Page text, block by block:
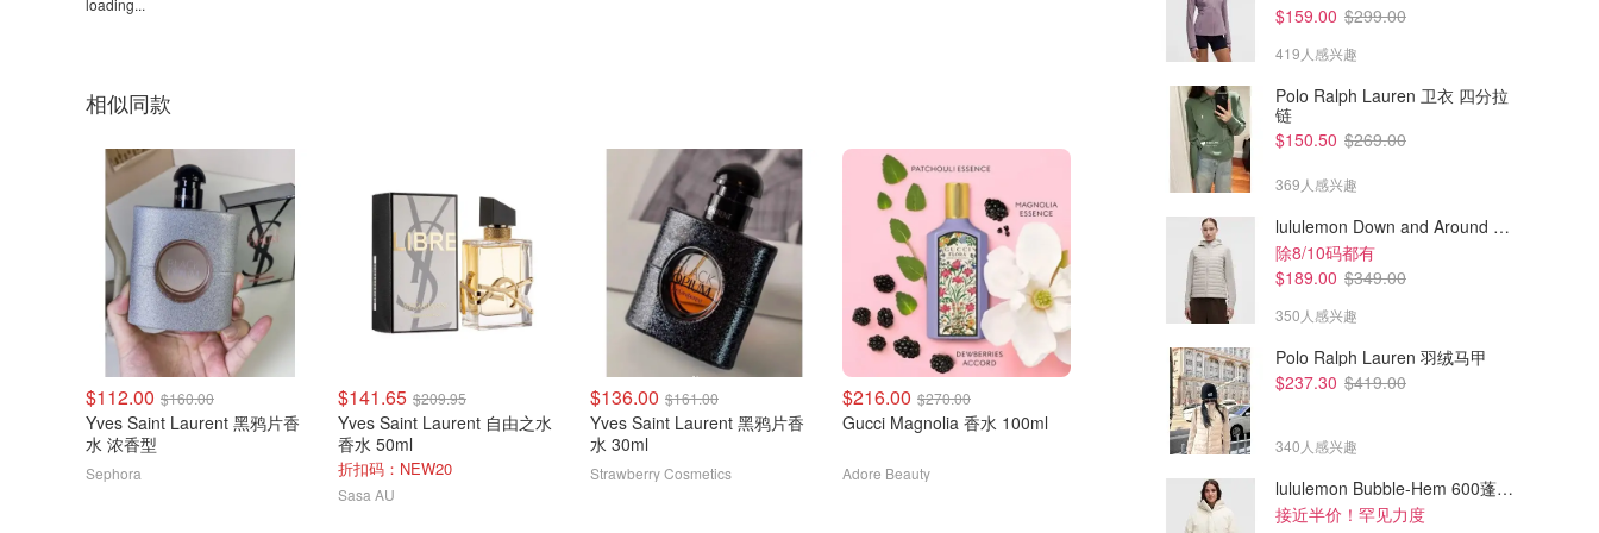
loading...
相似同款
$112.00 $160.00
Yves Saint Laurent 黑鸦片香
水 浓香型
Sephora
$141.65 $209.95
Yves Saint Laurent 自由之水
香水 50ml
折扣码：NEW20
Sasa AU
$136.00 $161.00
Yves Saint Laurent 黑鸦片香
水 30ml
Strawberry Cosmetics
$216.00 $270.00
Gucci Magnolia 香水 100ml
Adore Beauty
$270.00
Gucci 黄色Flora 香水 100ml
$155.20
$159.00 $299.00
419人感兴趣
Polo Ralph Lauren 卫衣 四分拉
链
$150.50 $269.00
369人感兴趣
lululemon Down and Around 羽绒夹克
除8/10码都有
$189.00 $349.00
350人感兴趣
Polo Ralph Lauren 羽绒马甲
$237.30 $419.00
340人感兴趣
lululemon Bubble-Hem 600蓬松羽绒夹克
接近半价！罕见力度